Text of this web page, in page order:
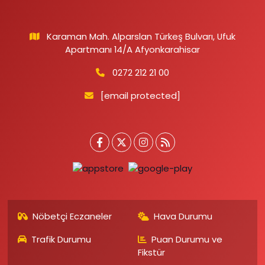
Karaman Mah. Alparslan Türkeş Bulvarı, Ufuk
Apartmanı 14/A Afyonkarahisar
0272 212 21 00
[email protected]
Nöbetçi Eczaneler
Hava Durumu
Trafik Durumu
Puan Durumu ve
Fikstür